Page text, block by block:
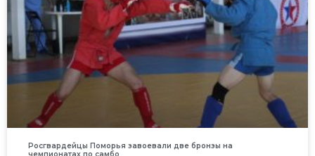
Росгвардейцы Поморья завоевали две бронзы на
чемпионатах по самбо